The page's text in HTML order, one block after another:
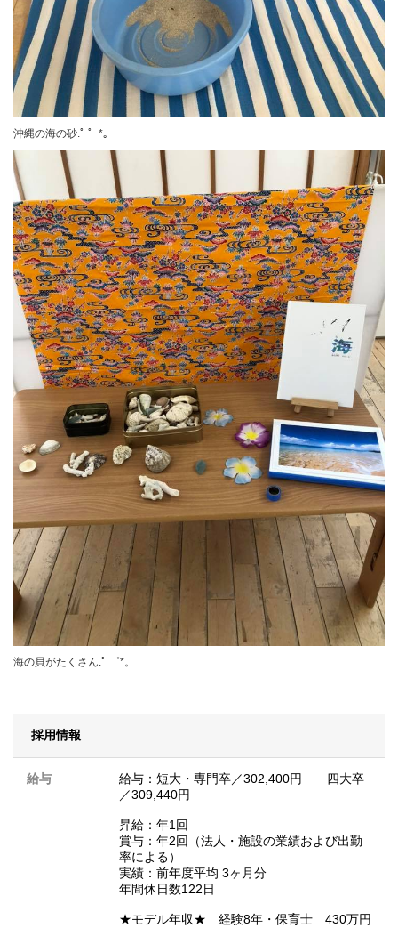
沖縄の海の砂.ﾟ ゜*。
海の貝がたくさん.ﾟ ゜*。
採用情報
給与
給与：短大・専門卒／302,400円 四大卒
／309,440円
昇給：年1回
賞与：年2回（法人・施設の業績および出勤
率による）
実績：前年度平均 3ヶ月分
年間休日数122日
★モデル年収★ 経験8年・保育士 430万円